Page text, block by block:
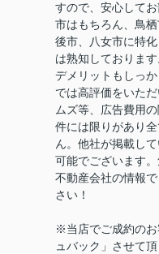
すので、安心して
市はもちろん、鳥
後市、八女市に特
は熟知しておりま
デメリットもしっ
では高評価をいた
ムズ等、広告費用
件には限りがあり
ん。他社が掲載し
可能でございます
不動産会社の情報
さい！
※当店でご成約の
ュバック」させて